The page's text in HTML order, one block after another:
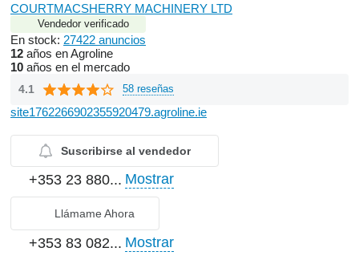
COURTMACSHERRY MACHINERY LTD
Vendedor verificado
En stock: 27422 anuncios
12 años en Agroline
10 años en el mercado
4.1 58 reseñas
site1762266902355920479.agroline.ie
Suscribirse al vendedor
+353 23 880... Mostrar
Llámame Ahora
+353 83 082... Mostrar